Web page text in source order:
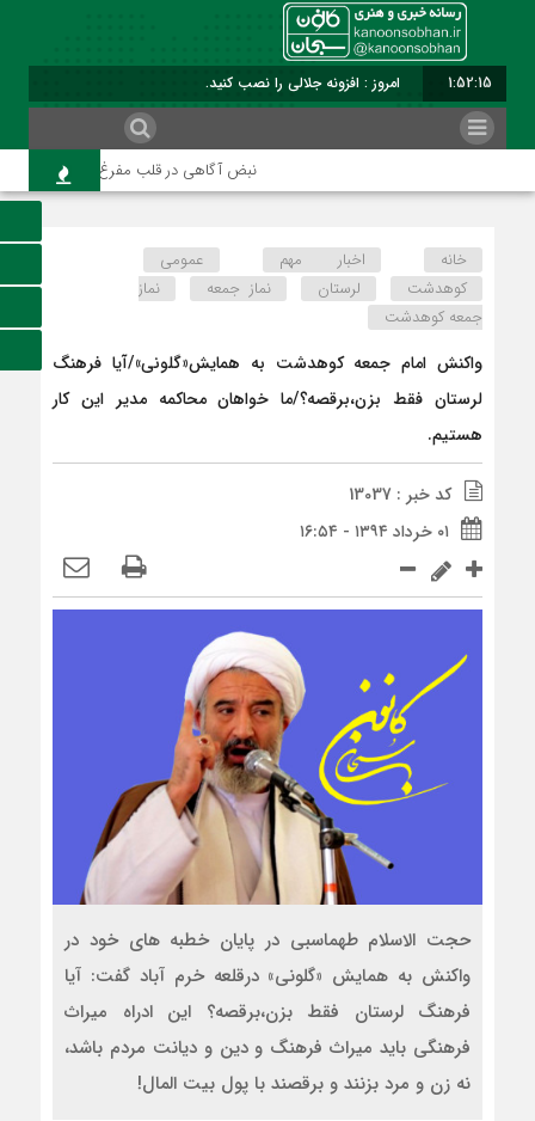
1:52:15 امروز : افزونه جلالی را نصب کنید.
نبض آگاهی در قلب مفرغ؛ واکاوی رسالت و
خانه اخبار مهم
عمومی
کوهدشت
لرستان نماز جمعه
نماز
جمعه کوهدشت
واکنش امام جمعه کوهدشت به همایش«گلونی»/آیا فرهنگ
لرستان فقط بزن،برقصه؟/ما خواهان محاکمه مدیر این کار
هستیم.
کد خبر : 13037
۰۱ خرداد ۱۳۹۴ - ۱۶:۵۴
حجت الاسلام طهماسبی در پایان خطبه های خود در
واکنش به همایش «گلونی» درقلعه خرم آباد گفت: آیا
فرهنگ لرستان فقط بزن،برقصه؟ این ادراه میراث
فرهنگی باید میراث فرهنگ و دین و دیانت مردم باشد،
نه زن و مرد بزنند و برقصند با پول بیت المال!